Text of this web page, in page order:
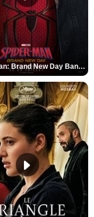
Spider-Man: Brand New Day Bande-annonce VO STFR